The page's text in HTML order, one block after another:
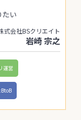
たい
式会社BSクリエイト
岩崎 宗之
運営